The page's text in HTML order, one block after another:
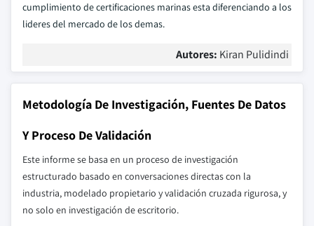
cumplimiento de certificaciones marinas esta diferenciando a los
lideres del mercado de los demas.
Autores: Kiran Pulidindi
Metodología De Investigación, Fuentes De Datos
Y Proceso De Validación
Este informe se basa en un proceso de investigación
estructurado basado en conversaciones directas con la
industria, modelado propietario y validación cruzada rigurosa, y
no solo en investigación de escritorio.